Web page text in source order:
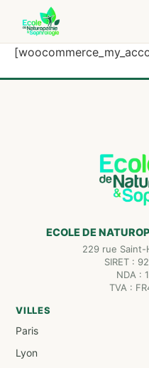
ECOLE DE
229 rue Saint-
SIRET :
NDA :
TVA :
VILLES
Paris
Lyon